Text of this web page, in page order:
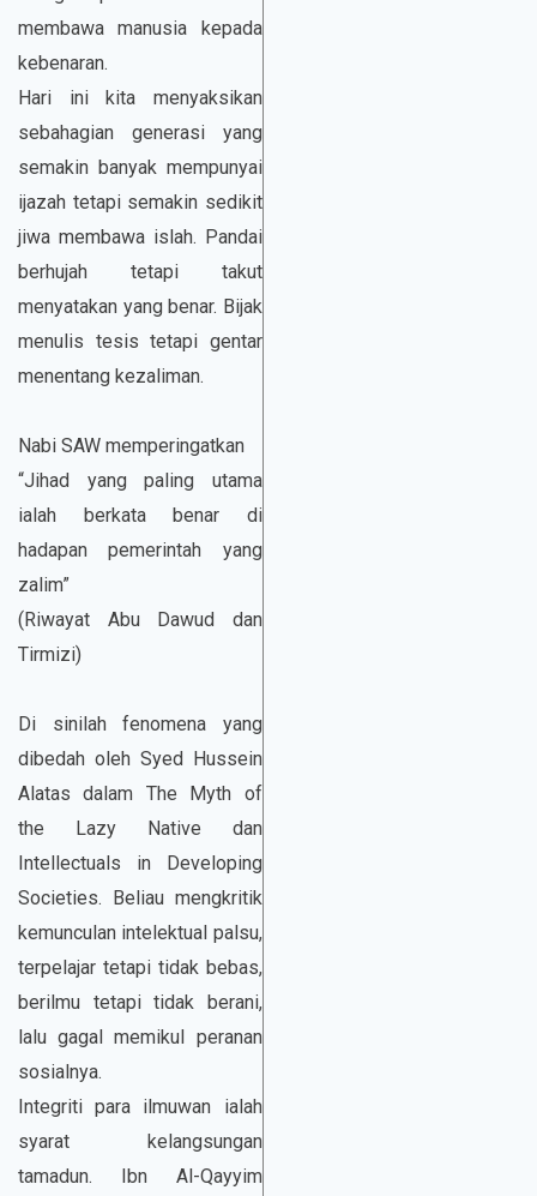
membawa manusia kepada
kebenaran.
Hari ini kita menyaksikan
sebahagian generasi yang
semakin banyak mempunyai
ijazah tetapi semakin sedikit
jiwa membawa islah. Pandai
berhujah tetapi takut
menyatakan yang benar. Bijak
menulis tesis tetapi gentar
menentang kezaliman.
Nabi SAW memperingatkan
“Jihad yang paling utama
ialah berkata benar di
hadapan pemerintah yang
zalim”
(Riwayat Abu Dawud dan
Tirmizi)
Di sinilah fenomena yang
dibedah oleh Syed Hussein
Alatas dalam The Myth of
the Lazy Native dan
Intellectuals in Developing
Societies. Beliau mengkritik
kemunculan intelektual palsu,
terpelajar tetapi tidak bebas,
berilmu tetapi tidak berani,
lalu gagal memikul peranan
sosialnya.
Integriti para ilmuwan ialah
syarat kelangsungan
tamadun. Ibn Al-Qayyim